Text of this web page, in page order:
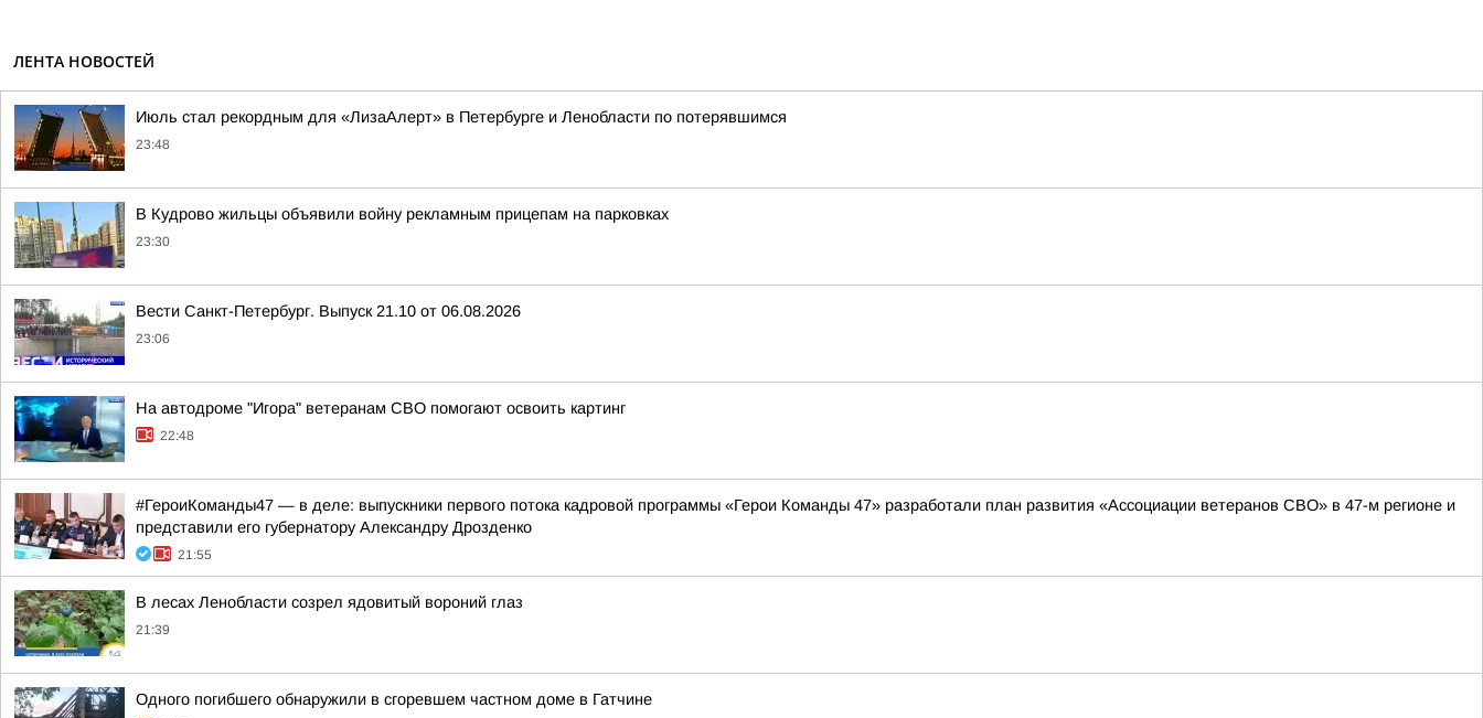
ЛЕНТА НОВОСТЕЙ
Июль стал рекордным для «ЛизаАлерт» в Петербурге и Ленобласти по потерявшимся
23:48
В Кудрово жильцы объявили войну рекламным прицепам на парковках
23:30
Вести Санкт-Петербург. Выпуск 21.10 от 06.08.2026
23:06
На автодроме "Игора" ветеранам СВО помогают освоить картинг
22:48
#ГероиКоманды47 — в деле: выпускники первого потока кадровой программы «Герои Команды 47» разработали план развития «Ассоциации ветеранов СВО» в 47-м регионе и
представили его губернатору Александру Дрозденко
21:55
В лесах Ленобласти созрел ядовитый вороний глаз
21:39
Одного погибшего обнаружили в сгоревшем частном доме в Гатчине